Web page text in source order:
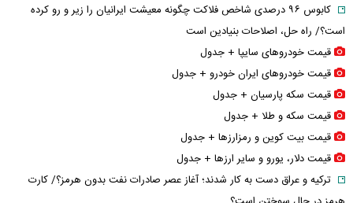
کابوس ۹۶ درصدی شاخص فلاکت چگونه معیشت ایرانیان را زیر و رو کرده
است؟/ راه حل، اصلاحات بنیادین است
قیمت خودرو‌های سایپا + جدول
قیمت خودرو‌های ایران خودرو + جدول
قیمت سکه پارسیان + جدول
قیمت سکه و طلا + جدول
قیمت بیت کوین و رمزارز‌ها + جدول
قیمت دلار، یورو و سایر ارز‌ها + جدول
ترکیه و عراق دست به کار شدند؛ آغاز عصر صادرات نفت بدون هرمز؟/ کارت